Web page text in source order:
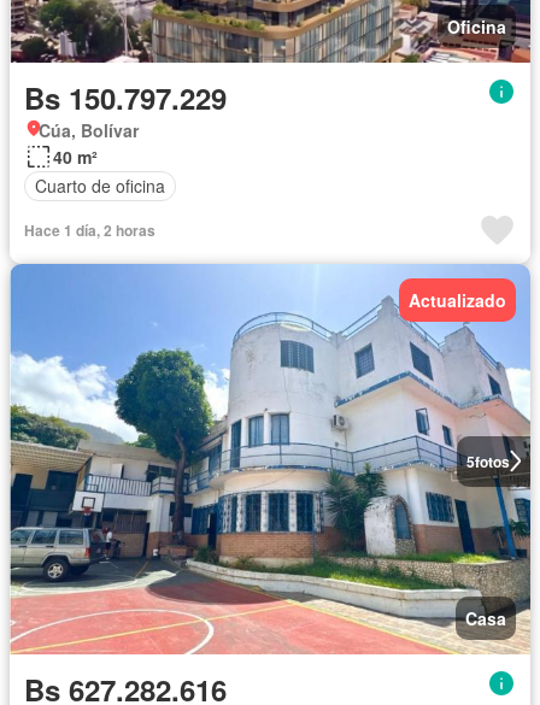
Oficina
Bs 150.797.229
Cúa, Bolívar
40 m²
Cuarto de oficina
Hace 1 día, 2 horas
5fotos
Actualizado
Casa
Bs 627.282.616